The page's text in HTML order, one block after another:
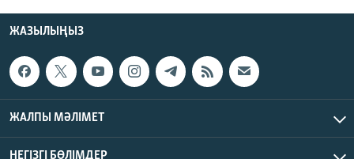
ЖАЗЫЛЫҢЫЗ
ЖАЛПЫ МӘЛІМЕТ
НЕГІЗГІ БӨЛІМДЕР